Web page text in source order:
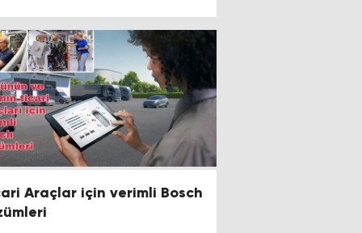
Araçlar için verimli Bosch